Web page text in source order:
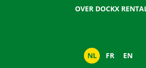
OVER DOCKX
NL FR EN